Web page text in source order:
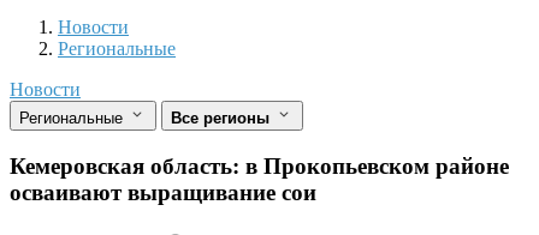
Новости
Разделы
Новости
Региональные
Новости
Региональные Все регионы
Кемеровская область: в Прокопьевском районе
осваивают выращивание сои